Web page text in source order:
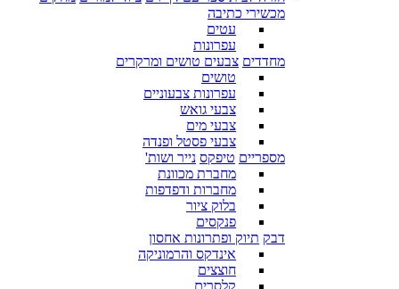
מכשירי כתיבה
עטים
עפרונות
מחדדים צבעים טושים ומרקרים
טושים
עפרונות צבעוניים
צבעי גואש
צבעי מים
צבעי פסטל ופנדה
מספריים טיפקס נייר ושות'
מחברת מכוונת
מחברות ודפדפות
בלוק ציור
פנקסים
דבק תיוק ופתרונות אחסון
אינדקס והרמוניקה
חוצצים
קלסרים